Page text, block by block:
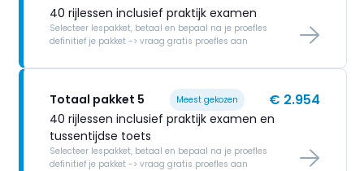
40 rijlessen inclusief praktijk examen
Selecteer lespakket, betaal en bepaal na je proefles
definitief je pakket -> vraag gratis proefles aan
Totaal pakket 5 Meest gekozen € 2.954
40 rijlessen inclusief praktijk examen en
tussentijdse toets
Selecteer lespakket, betaal en bepaal na je proefles
definitief je pakket -> vraag gratis proefles aan